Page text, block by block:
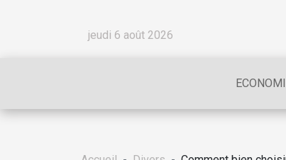
jeudi 6 août 2026